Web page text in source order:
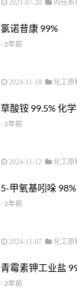
2021-07-20 肉桂系
氯诺昔康 99%
- 2年前
2024-11-18 化工原
草酸铵 99.5% 化
- 2年前
2024-11-12 化工原
5-甲氧基吲哚 98%
- 2年前
2024-11-07 化工原
青霉素钾工业盐
- 2年前